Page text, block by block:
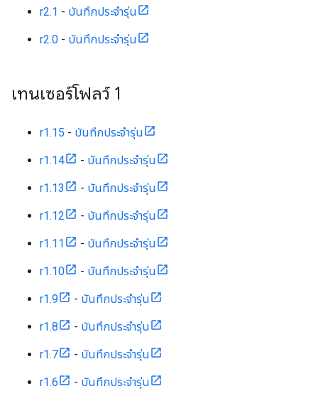
r2.1 - บันทึกประจำรุ่น
r2.0 - บันทึกประจำรุ่น
เทนเซอร์โฟลว์ 1
r1.15 - บันทึกประจำรุ่น
r1.14 - บันทึกประจำรุ่น
r1.13 - บันทึกประจำรุ่น
r1.12 - บันทึกประจำรุ่น
r1.11 - บันทึกประจำรุ่น
r1.10 - บันทึกประจำรุ่น
r1.9 - บันทึกประจำรุ่น
r1.8 - บันทึกประจำรุ่น
r1.7 - บันทึกประจำรุ่น
r1.6 - บันทึกประจำรุ่น